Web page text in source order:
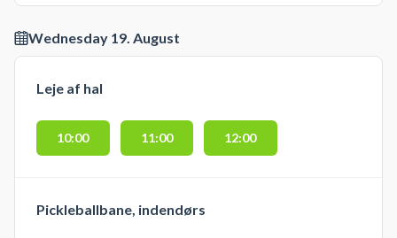
Wednesday 19. August
Leje af hal
10:00 11:00 12:00
Pickleballbane, indendørs